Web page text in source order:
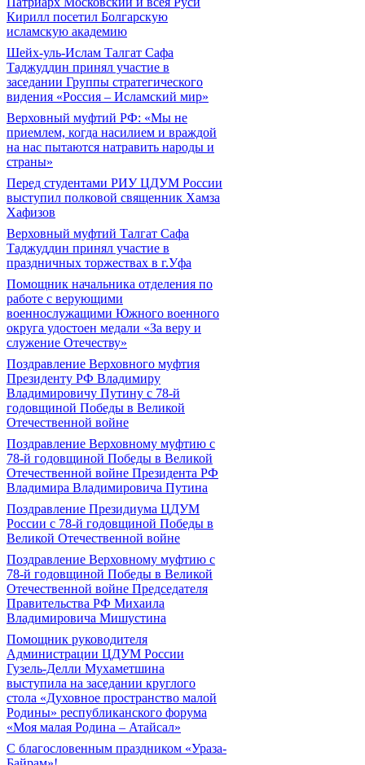
Кирилл посетил Болгарскую
исламскую академию
Шейх-уль-Ислам Талгат Сафа
Таджуддин принял участие в
заседании Группы стратегического
видения «Россия – Исламский мир»
Верховный муфтий РФ: «Мы не
приемлем, когда насилием и враждой
на нас пытаются натравить народы и
страны»
Перед студентами РИУ ЦДУМ России
выступил полковой священник Хамза
Хафизов
Верховный муфтий Талгат Сафа
Таджуддин принял участие в
праздничных торжествах в г.Уфа
Помощник начальника отделения по
работе с верующими
военнослужащими Южного военного
округа удостоен медали «За веру и
служение Отечеству»
Поздравление Верховного муфтия
Президенту РФ Владимиру
Владимировичу Путину с 78-й
годовщиной Победы в Великой
Отечественной войне
Поздравление Верховному муфтию с
78-й годовщиной Победы в Великой
Отечественной войне Президента РФ
Владимира Владимировича Путина
Поздравление Президиума ЦДУМ
России с 78-й годовщиной Победы в
Великой Отечественной войне
Поздравление Верховному муфтию с
78-й годовщиной Победы в Великой
Отечественной войне Председателя
Правительства РФ Михаила
Владимировича Мишустина
Помощник руководителя
Администрации ЦДУМ России
Гузель-Делли Мухаметшина
выступила на заседании круглого
стола «Духовное пространство малой
Родины» республиканского форума
«Моя малая Родина – Атайсал»
С благословенным праздником «Ураза-